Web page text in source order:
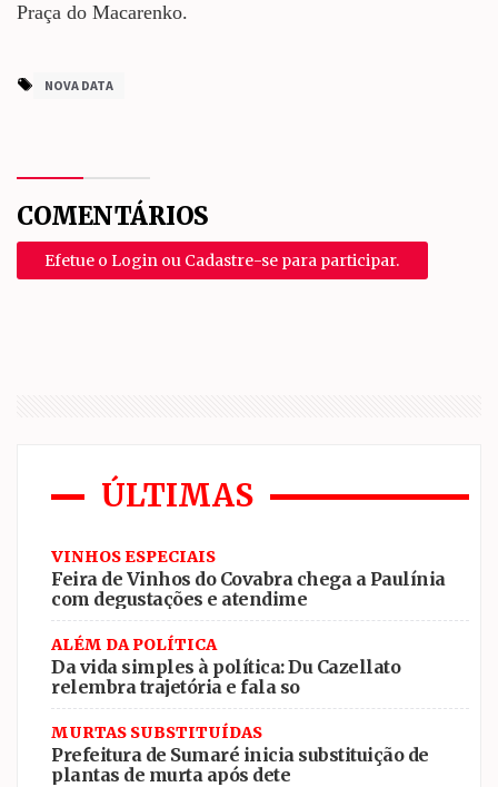
Praça do Macarenko.
NOVA DATA
COMENTÁRIOS
Efetue o Login ou Cadastre-se para participar.
ÚLTIMAS
VINHOS ESPECIAIS
Feira de Vinhos do Covabra chega a Paulínia
com degustações e atendime
ALÉM DA POLÍTICA
Da vida simples à política: Du Cazellato
relembra trajetória e fala so
MURTAS SUBSTITUÍDAS
Prefeitura de Sumaré inicia substituição de
plantas de murta após dete